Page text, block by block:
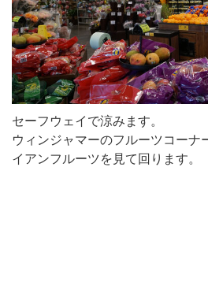
セーフウェイで涼みます。
ウィンジャマーのフルーツコーナ
イアンフルーツを見て回ります。